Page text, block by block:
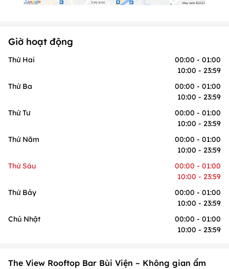
Giờ hoạt động
Thứ Hai
00:00 - 01:00
10:00 - 23:59
Thứ Ba
00:00 - 01:00
10:00 - 23:59
Thứ Tư
00:00 - 01:00
10:00 - 23:59
Thứ Năm
00:00 - 01:00
10:00 - 23:59
Thứ Sáu
00:00 - 01:00
10:00 - 23:59
Thứ Bảy
00:00 - 01:00
10:00 - 23:59
Chủ Nhật
00:00 - 01:00
10:00 - 23:59
The View Rooftop Bar Bùi Viện – Không gian ẩm